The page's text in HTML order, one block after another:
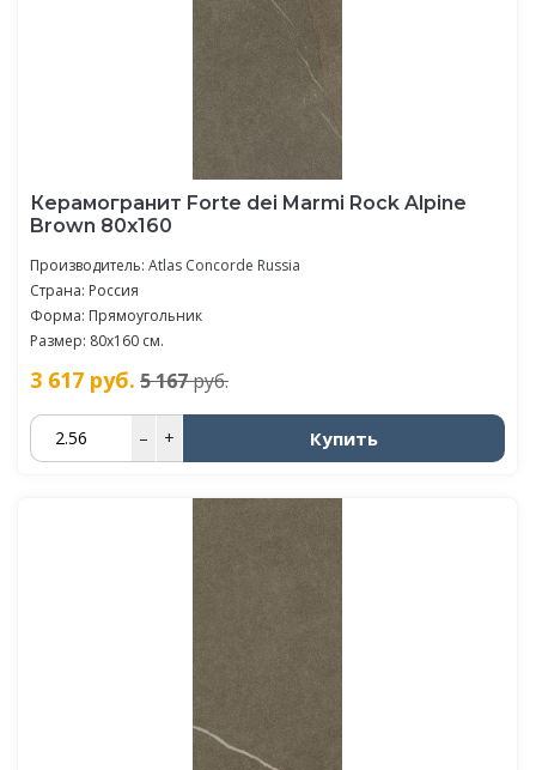
Керамогранит Forte dei Marmi Rock Alpine
Brown 80x160
Производитель: Atlas Concorde Russia
Страна: Россия
Форма: Прямоугольник
Размер: 80x160 см.
3 617 руб. 5 167руб.
– + Купить